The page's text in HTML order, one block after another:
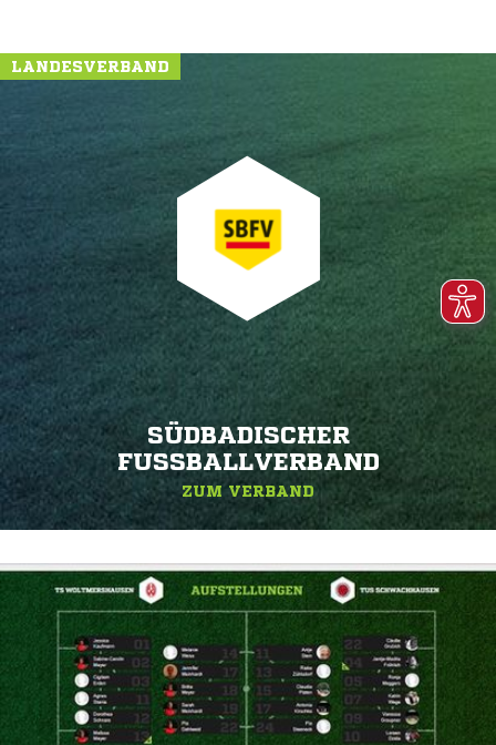
LANDESVERBAND
SÜDBADISCHER
FUSSBALLVERBAND
ZUM VERBAND